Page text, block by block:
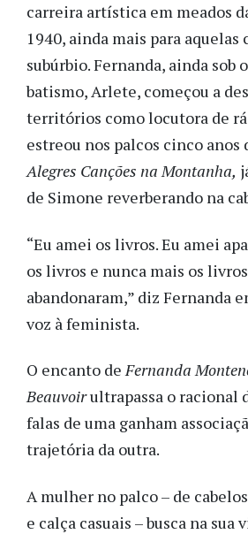
carreira artística em meados
1940, ainda mais para aquelas
subúrbio. Fernanda, ainda sob
batismo, Arlete, começou a
territórios como locutora de
estreou nos palcos cinco anos
Alegres Canções na Montanha,
de Simone reverberando na
“Eu amei os livros. Eu amei
os livros e nunca mais os
abandonaram,” diz Fernanda
voz à feminista.
O encanto deFernanda
Beauvoirultrapassa o racional
falas de uma ganham
trajetória da outra.
A mulher no palco – de
e calça casuais – busca na sua